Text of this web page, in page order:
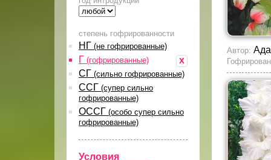
степень гофрированности
НГ (не гофрированные)
x
Г (гофрированные)
СГ (сильно гофрированные)
ССГ (супер сильно
гофрированные)
ОССГ (особо супер сильно
гофрированные)
Условия
Автор: